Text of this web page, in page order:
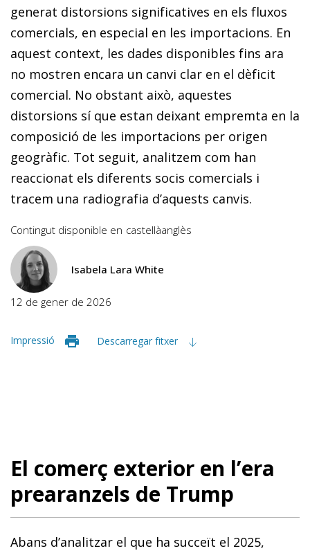
generat distorsions significatives en els fluxos
comercials, en especial en les importacions. En
aquest context, les dades disponibles fins ara
no mostren encara un canvi clar en el dèficit
comercial. No obstant això, aquestes
distorsions sí que estan deixant empremta en la
composició de les importacions per origen
geogràfic. Tot seguit, analitzem com han
reaccionat els diferents socis comercials i
tracem una radiografia d’aquests canvis.
Contingut disponible en castellàanglès
Isabela Lara White
12 de gener de 2026
Impressió Descarregar fitxer
El comerç exterior en l’era
prearanzels de Trump
Abans d’analitzar el que ha succeït el 2025,